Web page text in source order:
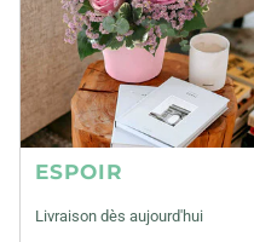
ESPOIR
Livraison dès aujourd'hui